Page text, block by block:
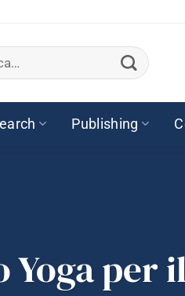
Publishing
Yoga per